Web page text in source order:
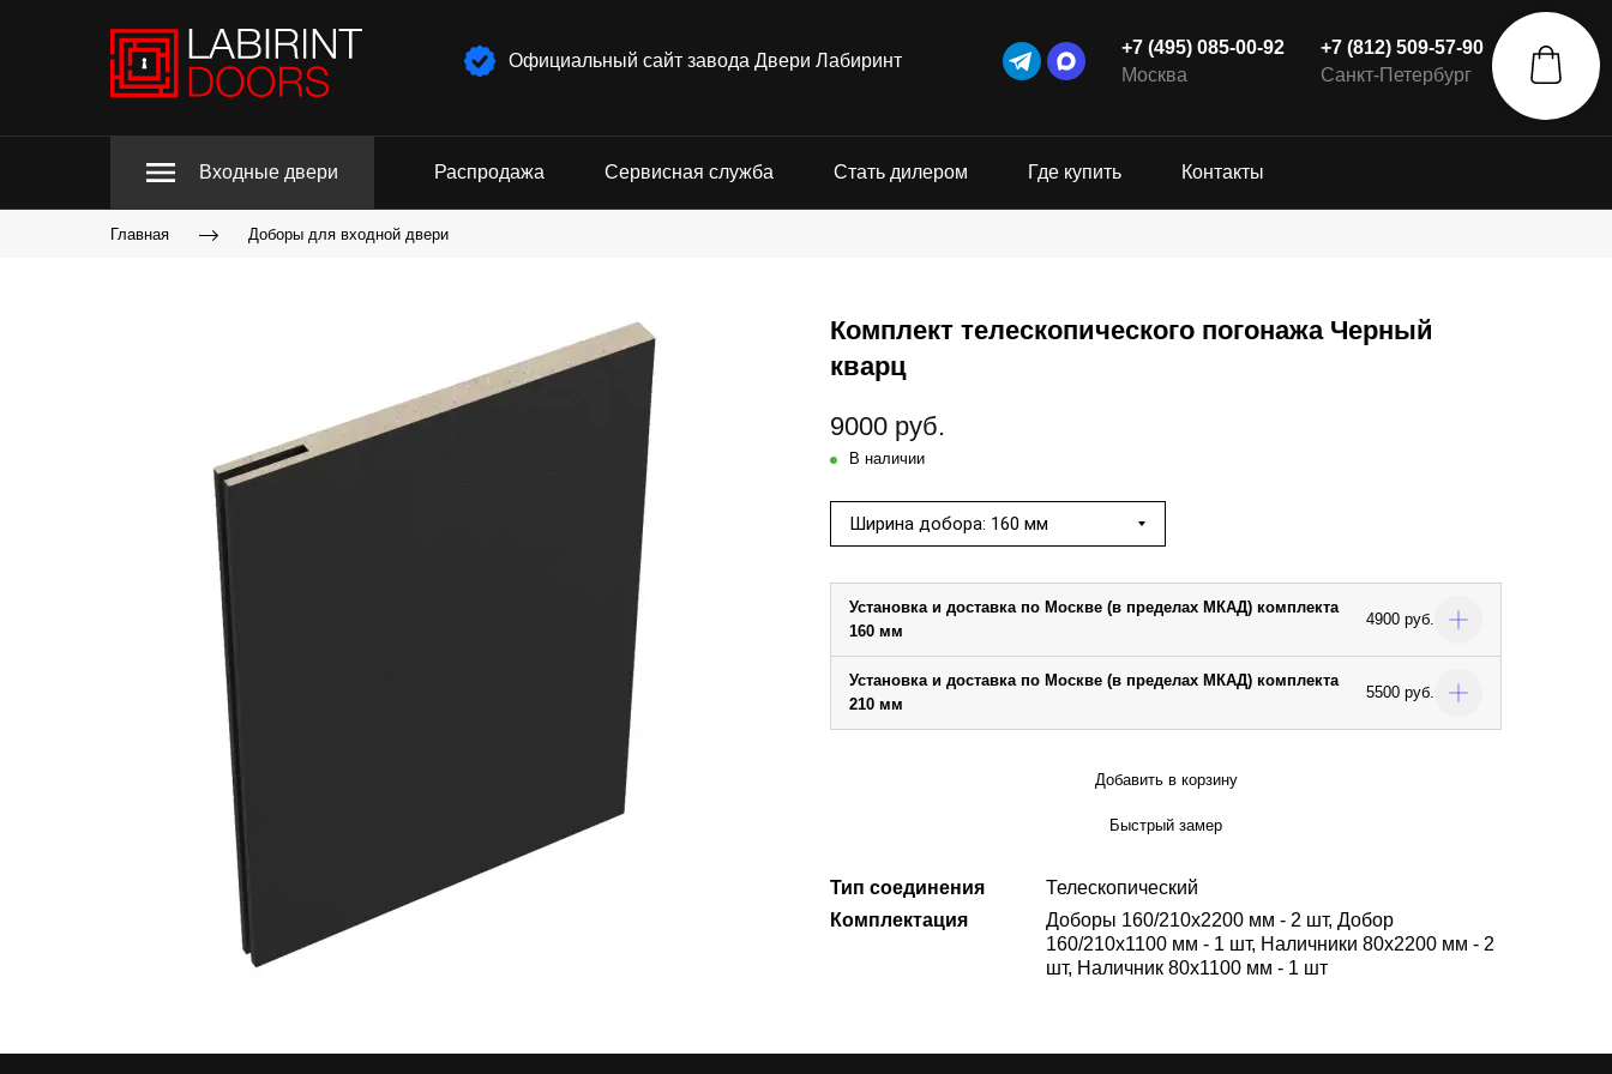
Официальный сайт завода Двери Лабиринт
+7 (495) 085-00-92
Москва
+7 (812) 509-57-90
Санкт-Петербург
Входные двери Распродажа Сервисная служба Стать дилером Где купить Контакты
Главная Доборы для входной двери
Комплект телескопического погонажа Черный
кварц
9000 руб.
В наличии
Ширина добора: 160 мм
Установка и доставка по Москве (в пределах МКАД) комплекта
160 мм
4900 руб.
Установка и доставка по Москве (в пределах МКАД) комплекта
210 мм
5500 руб.
Добавить в корзину
Быстрый замер
Тип соединения
Телескопический
Комплектация
Доборы 160/210х2200 мм - 2 шт, Добор
160/210х1100 мм - 1 шт, Наличники 80х2200 мм - 2
шт, Наличник 80х1100 мм - 1 шт